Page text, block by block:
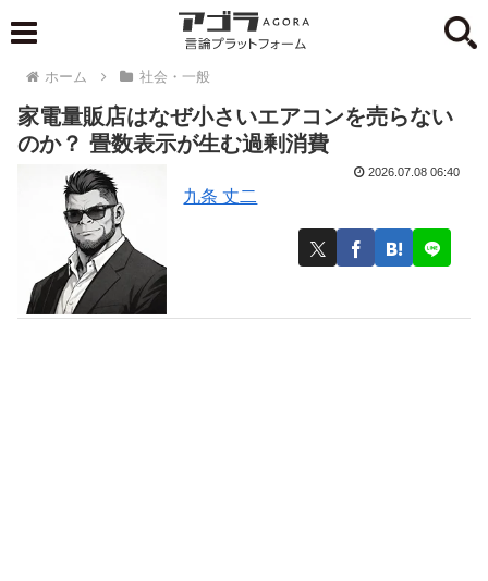
ホーム 社会・一般
家電量販店はなぜ小さいエアコンを売らない
のか？ 畳数表示が生む過剰消費
九条 丈二
2026.07.08 06:40